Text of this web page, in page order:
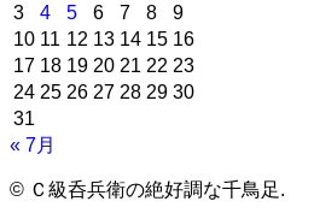
3
4 5 6 7 8
9
10 11 12 13 14 15 16
17 18 19 20 21 22 23
24 25 26 27 28 29 30
31
« 7月
© Ｃ級呑兵衛の絶好調な千鳥足.